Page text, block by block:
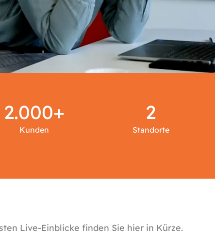
2.000+
Kunden
2
Standorte
Live-Einblicke finden Sie hier in Kürze.